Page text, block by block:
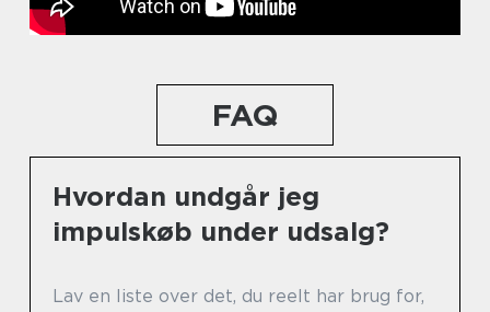
FAQ
Hvordan undgår jeg
impulskøb under udsalg?
Lav en liste over det, du reelt har brug for,